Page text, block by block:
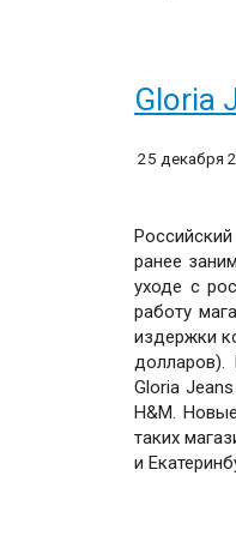
Gloria
25 декабря
ранее
уходе с
работу
издержки
долларов).
Gloria
H&M.
таких
и